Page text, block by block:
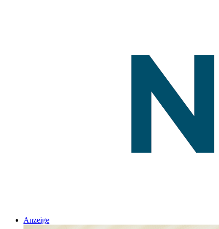
Anzeige